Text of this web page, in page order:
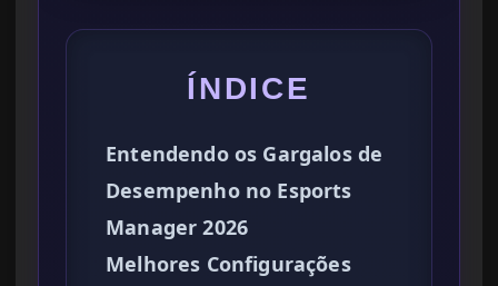
ÍNDICE
Entendendo os Gargalos de
Desempenho no Esports
Manager 2026
Melhores Configurações